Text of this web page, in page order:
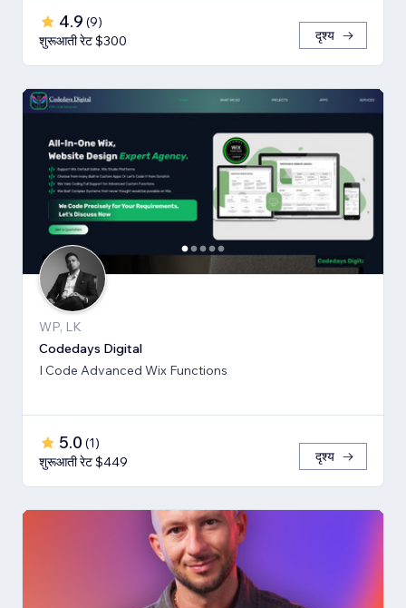
4.9 (9)
शुरूआती रेट $300
दृश्य
WP, LK
Codedays Digital
I Code Advanced Wix Functions
5.0 (1)
शुरूआती रेट $449
दृश्य